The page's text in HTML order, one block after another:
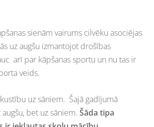
sienām vairums cilvēku asociējas
uz augšu izmantojot drošības
arī par kāpšanas sportu un nu tas ir
veids.
uz sāniem. Šajā gadījumā
bet uz sāniem. Šāda tipa